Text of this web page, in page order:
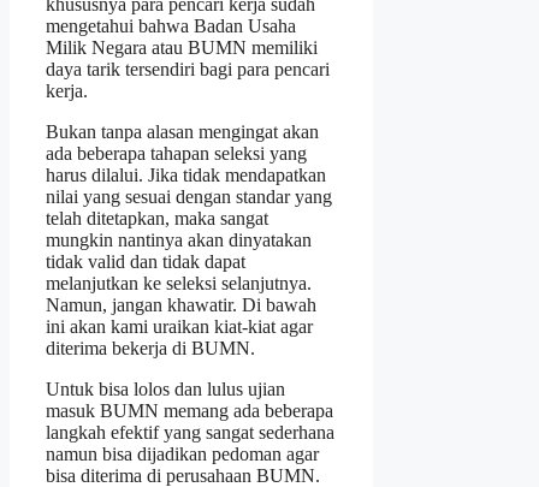
khususnya para pencari kerja sudah
mengetahui bahwa Badan Usaha
Milik Negara atau BUMN memiliki
daya tarik tersendiri bagi para pencari
kerja.
Bukan tanpa alasan mengingat akan
ada beberapa tahapan seleksi yang
harus dilalui. Jika tidak mendapatkan
nilai yang sesuai dengan standar yang
telah ditetapkan, maka sangat
mungkin nantinya akan dinyatakan
tidak valid dan tidak dapat
melanjutkan ke seleksi selanjutnya.
Namun, jangan khawatir. Di bawah
ini akan kami uraikan kiat-kiat agar
diterima bekerja di BUMN.
Untuk bisa lolos dan lulus ujian
masuk BUMN memang ada beberapa
langkah efektif yang sangat sederhana
namun bisa dijadikan pedoman agar
bisa diterima di perusahaan BUMN.